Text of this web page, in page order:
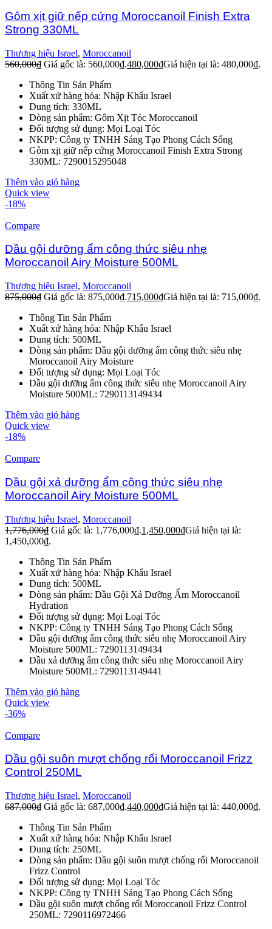
Gôm xịt giữ nếp cứng Moroccanoil Finish Extra
Strong 330ML
Thương hiệu Israel, Moroccanoil
560,000₫ Giá gốc là: 560,000₫.480,000₫Giá hiện tại là: 480,000₫.
Thông Tin Sản Phẩm
Xuất xứ hàng hóa: Nhập Khẩu Israel
Dung tích: 330ML
Dòng sản phẩm: Gôm Xịt Tóc Moroccanoil
Đối tượng sử dụng: Mọi Loại Tóc
NKPP: Công ty TNHH Sáng Tạo Phong Cách Sống
Gôm xịt giữ nếp cứng Moroccanoil Finish Extra Strong
330ML: 7290015295048
Thêm vào giỏ hàng
Quick view
-18%
Compare
Dầu gội dưỡng ẩm công thức siêu nhẹ
Moroccanoil Airy Moisture 500ML
Thương hiệu Israel, Moroccanoil
875,000₫ Giá gốc là: 875,000₫.715,000₫Giá hiện tại là: 715,000₫.
Thông Tin Sản Phẩm
Xuất xứ hàng hóa: Nhập Khẩu Israel
Dung tích: 500ML
Dòng sản phẩm: Dầu gội dưỡng ẩm công thức siêu nhẹ
Moroccanoil Airy Moisture
Đối tượng sử dụng: Mọi Loại Tóc
Dầu gội dưỡng ẩm công thức siêu nhẹ Moroccanoil Airy
Moisture 500ML: 7290113149434
Thêm vào giỏ hàng
Quick view
-18%
Compare
Dầu gội xả dưỡng ẩm công thức siêu nhẹ
Moroccanoil Airy Moisture 500ML
Thương hiệu Israel, Moroccanoil
1,776,000₫ Giá gốc là: 1,776,000₫.1,450,000₫Giá hiện tại là:
1,450,000₫.
Thông Tin Sản Phẩm
Xuất xứ hàng hóa: Nhập Khẩu Israel
Dung tích: 500ML
Dòng sản phẩm: Dầu Gội Xả Dưỡng Ẩm Moroccanoil
Hydration
Đối tượng sử dụng: Mọi Loại Tóc
NKPP: Công ty TNHH Sáng Tạo Phong Cách Sống
Dầu gội dưỡng ẩm công thức siêu nhẹ Moroccanoil Airy
Moisture 500ML: 7290113149434
Dầu xả dưỡng ẩm công thức siêu nhẹ Moroccanoil Airy
Moisture 500ML: 7290113149441
Thêm vào giỏ hàng
Quick view
-36%
Compare
Dầu gội suôn mượt chống rối Moroccanoil Frizz
Control 250ML
Thương hiệu Israel, Moroccanoil
687,000₫ Giá gốc là: 687,000₫.440,000₫Giá hiện tại là: 440,000₫.
Thông Tin Sản Phẩm
Xuất xứ hàng hóa: Nhập Khẩu Israel
Dung tích: 250ML
Dòng sản phẩm: Dầu gội suôn mượt chống rối Moroccanoil
Frizz Control
Đối tượng sử dụng: Mọi Loại Tóc
NKPP: Công ty TNHH Sáng Tạo Phong Cách Sống
Dầu gội suôn mượt chống rối Moroccanoil Frizz Control
250ML: 7290116972466